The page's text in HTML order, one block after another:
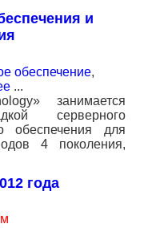
и
обеспечение,
...
занимается
серверного
обеспечения для
4 поколения,
года